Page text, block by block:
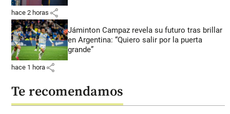
hace 2 horas share
Jáminton Campaz revela su futuro tras brillar
en Argentina: “Quiero salir por la puerta
grande”
hace 1 hora share
Te recomendamos